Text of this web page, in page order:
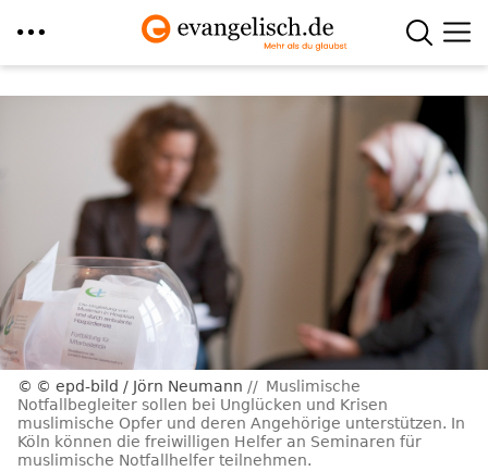
© epd-bild / Jörn Neumann
Muslimische
Notfallbegleiter sollen bei Unglücken und Krisen
muslimische Opfer und deren Angehörige unterstützen. In
Köln können die freiwilligen Helfer an Seminaren für
muslimische Notfallhelfer teilnehmen.